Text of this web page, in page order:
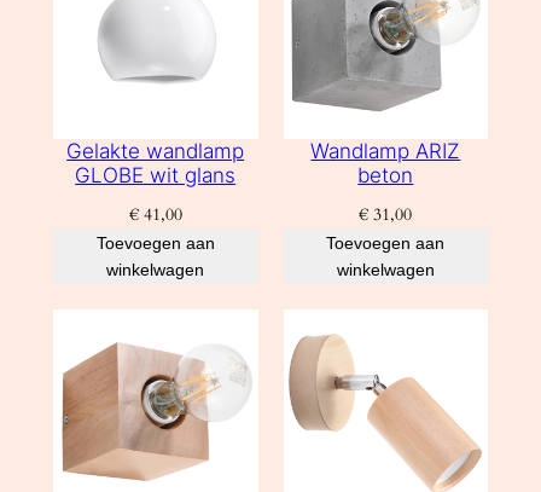
Gelakte wandlamp
GLOBE wit glans
€41,00
Toevoegen aan
winkelwagen
Wandlamp ARIZ
beton
€ 31,00
Toevoegen aan
winkelwagen